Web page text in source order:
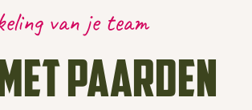
van je team
paarden